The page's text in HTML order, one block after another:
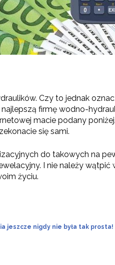
Czy to jednak
firmę wodno-
macie podany
się sami.
do takowych na
I nie należy
życiu.
jeszcze nigdy nie była tak prosta!